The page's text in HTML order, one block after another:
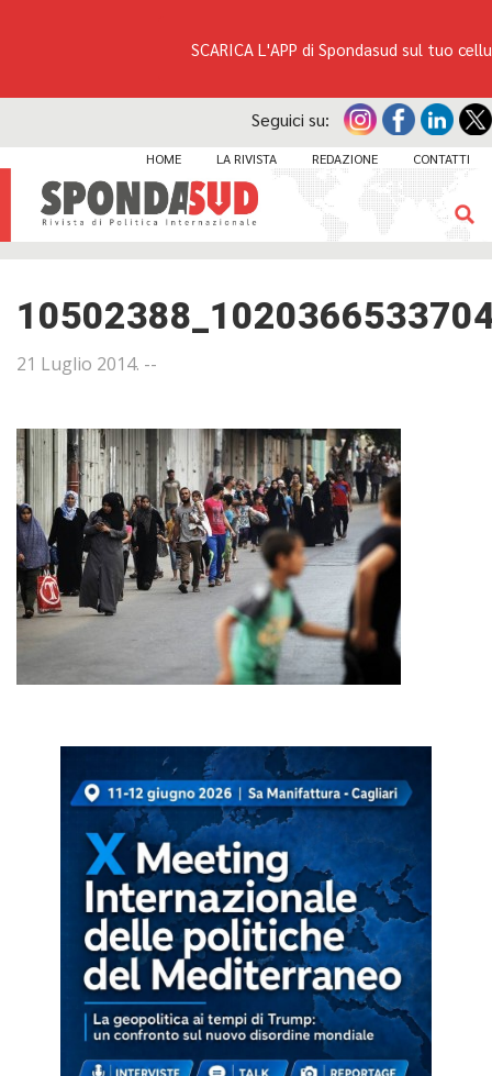
Seguici su:
HOME LA RIVISTA REDAZIONE CONTATTI
21 Luglio 2014. --
SCARICA L'APP di Spondasud sul tuo